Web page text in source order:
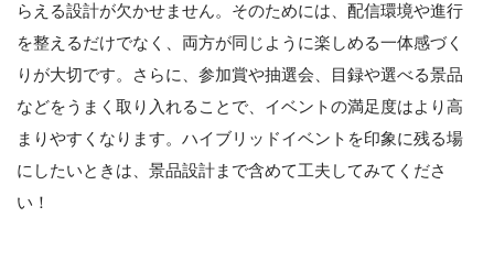
らえる設計が欠かせません。そのためには、配信環境や進行
を整えるだけでなく、両方が同じように楽しめる一体感づく
りが大切です。さらに、参加賞や抽選会、目録や選べる景品
などをうまく取り入れることで、イベントの満足度はより高
まりやすくなります。ハイブリッドイベントを印象に残る場
にしたいときは、景品設計まで含めて工夫してみてくださ
い！